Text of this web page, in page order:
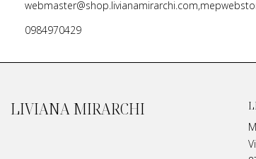
0984970429
LIVIANA MIRARCHI